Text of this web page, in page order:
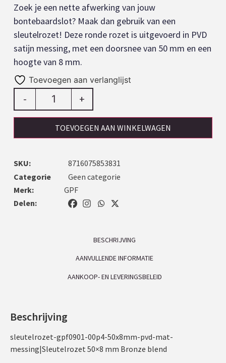
Zoek je een nette afwerking van jouw
bontebaardslot? Maak dan gebruik van een
sleutelrozet! Deze ronde rozet is uitgevoerd in PVD
satijn messing, met een doorsnee van 50 mm en een
hoogte van 8 mm.
Toevoegen aan verlanglijst
- +
TOEVOEGEN AAN WINKELWAGEN
SKU:
8716075853831
Categorie
Geen categorie
Merk:
GPF
Delen:
BESCHRIJVING
AANVULLENDE INFORMATIE
AANKOOP- EN LEVERINGSBELEID
Beschrijving
sleutelrozet-gpf0901-00p4-50x8mm-pvd-mat-
messing|Sleutelrozet 50×8 mm Bronze blend